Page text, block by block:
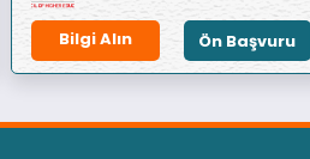
Bilgi Alın Ön Başvuru